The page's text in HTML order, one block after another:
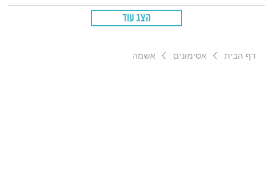
המלאות? מוזמנים לבקרבבלוג של אחת ששומעת
הצג עוד
דף הבית אסימונים אשמה